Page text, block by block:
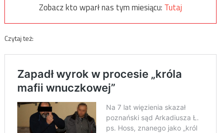
Zobacz kto wparł nas tym miesiącu: Tutaj
Czytaj też: